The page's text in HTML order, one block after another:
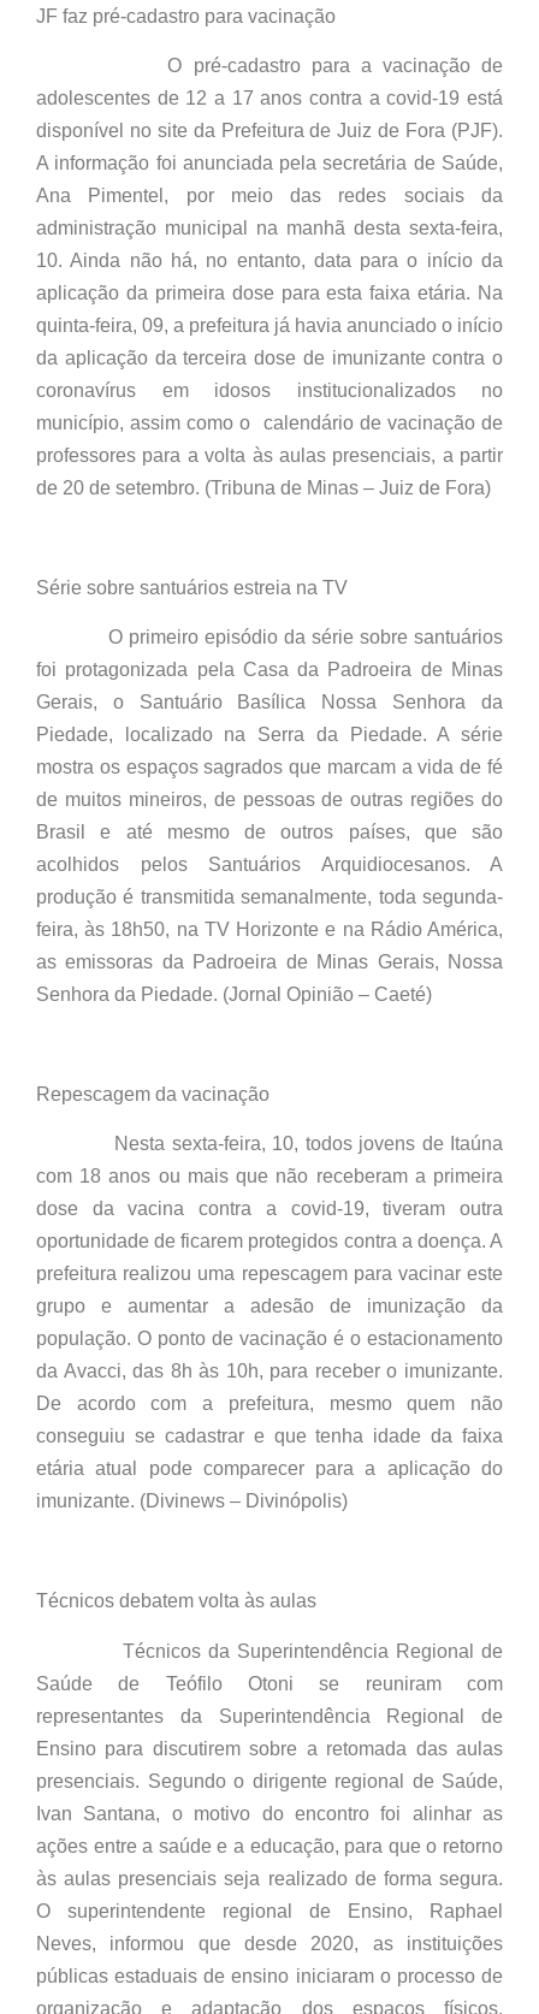
JF faz pré-cadastro para vacinação
O pré-cadastro para a vacinação de
adolescentes de 12 a 17 anos contra a covid-19 está
disponível no site da Prefeitura de Juiz de Fora (PJF).
A informação foi anunciada pela secretária de Saúde,
Ana Pimentel, por meio das redes sociais da
administração municipal na manhã desta sexta-feira,
10. Ainda não há, no entanto, data para o início da
aplicação da primeira dose para esta faixa etária. Na
quinta-feira, 09, a prefeitura já havia anunciado o início
da aplicação da terceira dose de imunizante contra o
coronavírus em idosos institucionalizados no
município, assim como o calendário de vacinação de
professores para a volta às aulas presenciais, a partir
de 20 de setembro. (Tribuna de Minas – Juiz de Fora)
Série sobre santuários estreia na TV
O primeiro episódio da série sobre santuários
foi protagonizada pela Casa da Padroeira de Minas
Gerais, o Santuário Basílica Nossa Senhora da
Piedade, localizado na Serra da Piedade. A série
mostra os espaços sagrados que marcam a vida de fé
de muitos mineiros, de pessoas de outras regiões do
Brasil e até mesmo de outros países, que são
acolhidos pelos Santuários Arquidiocesanos. A
produção é transmitida semanalmente, toda segunda-
feira, às 18h50, na TV Horizonte e na Rádio América,
as emissoras da Padroeira de Minas Gerais, Nossa
Senhora da Piedade. (Jornal Opinião – Caeté)
Repescagem da vacinação
Nesta sexta-feira, 10, todos jovens de Itaúna
com 18 anos ou mais que não receberam a primeira
dose da vacina contra a covid-19, tiveram outra
oportunidade de ficarem protegidos contra a doença. A
prefeitura realizou uma repescagem para vacinar este
grupo e aumentar a adesão de imunização da
população. O ponto de vacinação é o estacionamento
da Avacci, das 8h às 10h, para receber o imunizante.
De acordo com a prefeitura, mesmo quem não
conseguiu se cadastrar e que tenha idade da faixa
etária atual pode comparecer para a aplicação do
imunizante. (Divinews – Divinópolis)
Técnicos debatem volta às aulas
Técnicos da Superintendência Regional de
Saúde de Teófilo Otoni se reuniram com
representantes da Superintendência Regional de
Ensino para discutirem sobre a retomada das aulas
presenciais. Segundo o dirigente regional de Saúde,
Ivan Santana, o motivo do encontro foi alinhar as
ações entre a saúde e a educação, para que o retorno
às aulas presenciais seja realizado de forma segura.
O superintendente regional de Ensino, Raphael
Neves, informou que desde 2020, as instituições
públicas estaduais de ensino iniciaram o processo de
organização e adaptação dos espaços físicos,